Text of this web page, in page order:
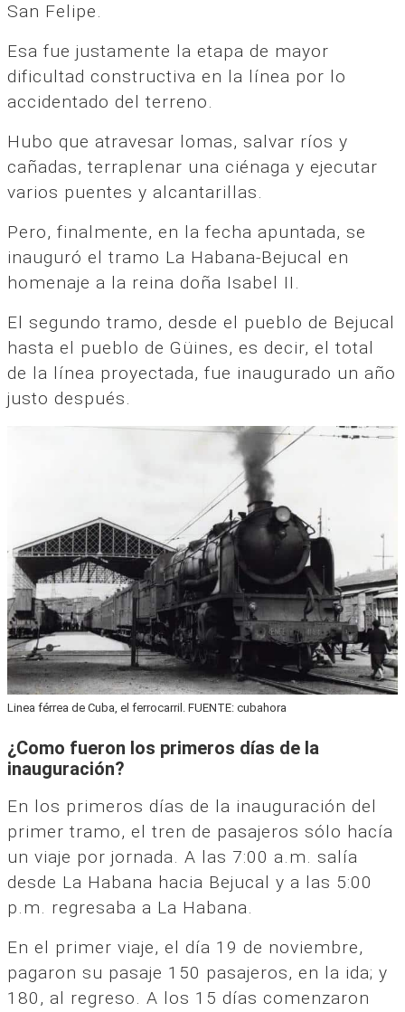
San Felipe.
Esa fue justamente la etapa de mayor
dificultad constructiva en la línea por lo
accidentado del terreno.
Hubo que atravesar lomas, salvar ríos y
cañadas, terraplenar una ciénaga y ejecutar
varios puentes y alcantarillas.
Pero, finalmente, en la fecha apuntada, se
inauguró el tramo La Habana-Bejucal en
homenaje a la reina doña Isabel II.
El segundo tramo, desde el pueblo de Bejucal
hasta el pueblo de Güines, es decir, el total
de la línea proyectada, fue inaugurado un año
justo después.
Linea férrea de Cuba, el ferrocarril. FUENTE: cubahora
¿Como fueron los primeros días de la
inauguración?
En los primeros días de la inauguración del
primer tramo, el tren de pasajeros sólo hacía
un viaje por jornada. A las 7:00 a.m. salía
desde La Habana hacia Bejucal y a las 5:00
p.m. regresaba a La Habana.
En el primer viaje, el día 19 de noviembre,
pagaron su pasaje 150 pasajeros, en la ida; y
180, al regreso. A los 15 días comenzaron